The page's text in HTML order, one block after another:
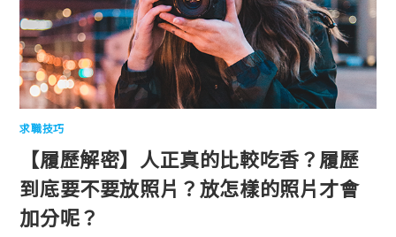
求職技巧
【履歷解密】人正真的比較吃香？履歷
到底要不要放照片？放怎樣的照片才會
加分呢？